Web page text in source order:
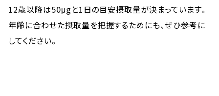
12歳以降は50μgと1日の目安摂取量が決まっています。
年齢に合わせた摂取量を把握するためにも、ぜひ参考に
してください。